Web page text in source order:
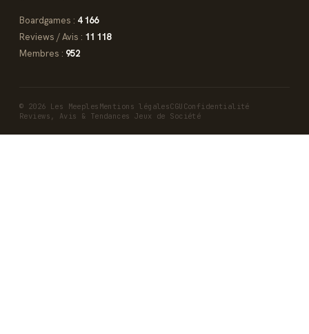
Boardgames : 4 166
Reviews / Avis : 11 118
Membres : 952
© 2026 Les Meeples Mentions légalesCGU Confidentialité
Reviews, Avis & Tendances Jeux de Société